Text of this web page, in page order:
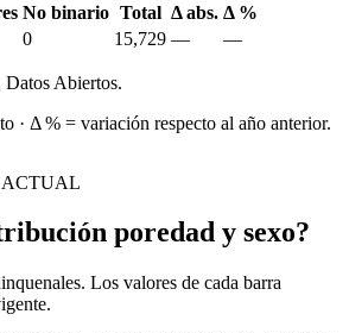
No binario Total Δ abs. Δ %
0 15,729 — —
Abiertos.
· Δ % = variación respecto al año anterior.
ACTUAL
poredad y sexo?
Los valores de cada barra